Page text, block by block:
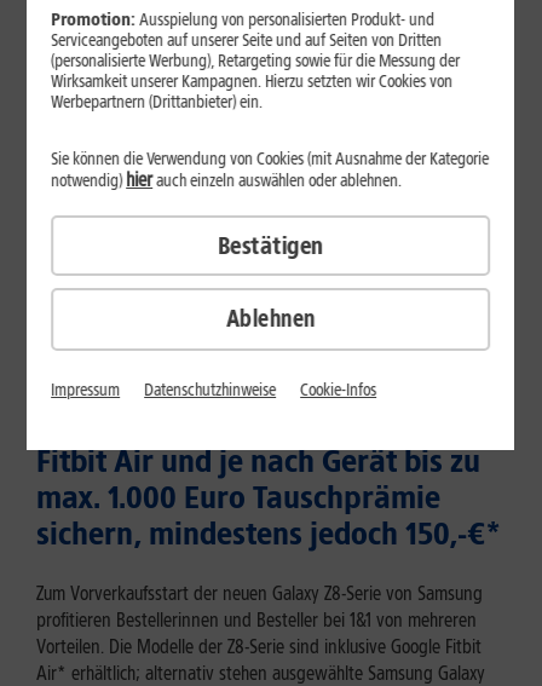
Produkte & Services Unternehmensinformationen
22.07.2026
Neue Samsung Galaxy Z8-Serie bei
Fitbit Air und je nach Gerät bis zu
max. 1.000 Euro Tauschprämie
sichern, mindestens jedoch 150,-€*
Zum Vorverkaufsstart der neuen Galaxy Z8-Serie von Samsung
profitieren Bestellerinnen und Besteller bei 1&1 von mehreren
Vorteilen. Die Modelle der Z8-Serie sind inklusive Google Fitbit
Air* erhältlich; alternativ stehen ausgewählte Samsung Galaxy
Promotion:Ausspielung von personalisierten Produkt- und
Serviceangeboten auf unserer Seite und auf Seiten von Dritten
(personalisierte Werbung), Retargeting sowie für die Messung der
Wirksamkeit unserer Kampagnen. Hierzu setzten wir Cookies von
Werbepartnern (Drittanbieter) ein.
Ablehnen
Sie können die Verwendung von Cookies (mit Ausnahme der Kategorie
notwendig) hierauch einzeln auswählen oder ablehnen.
Bestätigen
Impressum Datenschutzhinweise Cookie-Infos